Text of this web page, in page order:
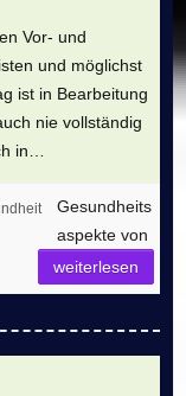
Vor- und
und möglichst
ist in Bearbeitung
nie vollständig
in…
Gesundheits
aspekte von
weiterlesen